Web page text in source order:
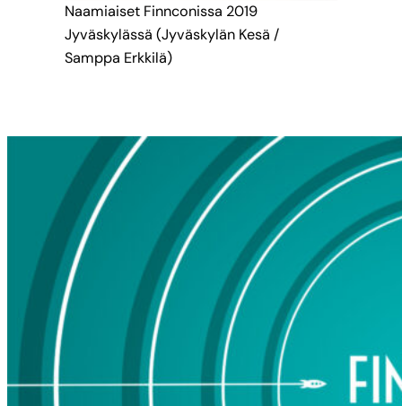
Naamiaiset Finnconissa 2019
Jyväskylässä (Jyväskylän Kesä /
Samppa Erkkilä)